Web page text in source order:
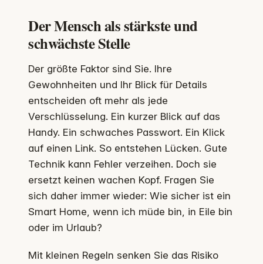
Der Mensch als stärkste und
schwächste Stelle
Der größte Faktor sind Sie. Ihre
Gewohnheiten und Ihr Blick für Details
entscheiden oft mehr als jede
Verschlüsselung. Ein kurzer Blick auf das
Handy. Ein schwaches Passwort. Ein Klick
auf einen Link. So entstehen Lücken. Gute
Technik kann Fehler verzeihen. Doch sie
ersetzt keinen wachen Kopf. Fragen Sie
sich daher immer wieder: Wie sicher ist ein
Smart Home, wenn ich müde bin, in Eile bin
oder im Urlaub?
Mit kleinen Regeln senken Sie das Risiko